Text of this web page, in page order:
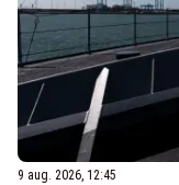
9 aug. 2026, 12:45